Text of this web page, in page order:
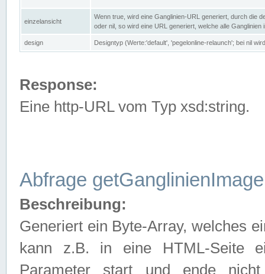
einzelansicht
Wenn true, wird eine Ganglinien-URL generiert, durch die
oder nil, so wird eine URL generiert, welche alle Ganglinien
design Designtyp (Werte:'default', 'pegelonline-relaunch'; bei nil
Response:
Eine http-URL vom Typ xsd:string.
Abfrage getGanglinienImage
Beschreibung:
Generiert ein Byte-Array, welches
kann z.B. in eine HTML-Seite
Parameter start und ende